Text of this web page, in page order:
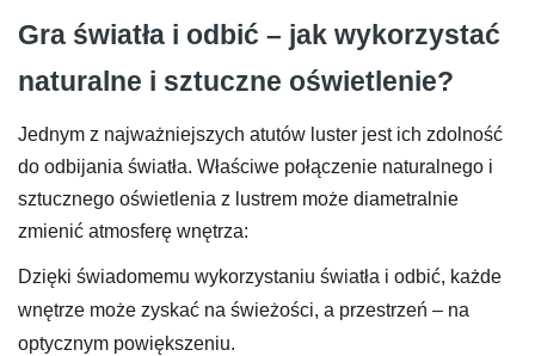
Gra światła i odbić – jak wykorzystać
naturalne i sztuczne oświetlenie?
Jednym z najważniejszych atutów luster jest ich zdolność
do odbijania światła. Właściwe połączenie naturalnego i
sztucznego oświetlenia z lustrem może diametralnie
zmienić atmosferę wnętrza:
Dzięki świadomemu wykorzystaniu światła i odbić, każde
wnętrze może zyskać na świeżości, a przestrzeń – na
optycznym powiększeniu.